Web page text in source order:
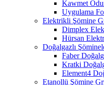
Kawmet
Uygulama
Elektrikli Şömine
Dimplex
Hürsan
Doğalgazlı
Faber
Kratki
Element4
Etanollü Şömine